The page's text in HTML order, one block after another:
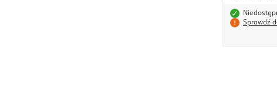
Sprawdź